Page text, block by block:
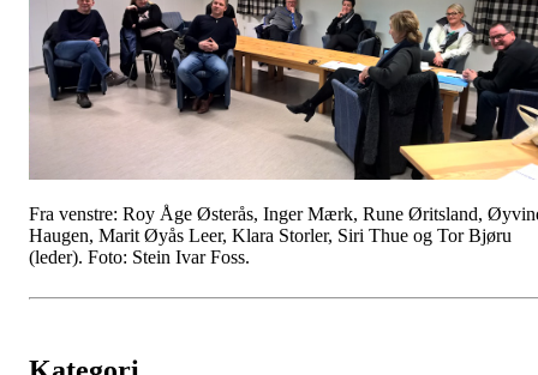
Fra venstre: Roy Åge Østerås, Inger Mærk, Rune Øritsland,
Haugen, Marit Øyås Leer, Klara Storler, Siri Thue og Tor Bjøru
(leder). Foto: Stein Ivar Foss.